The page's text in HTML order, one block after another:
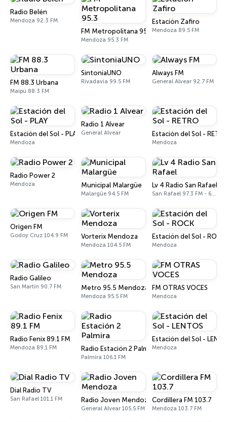
Radio Belén
Mendoza 92.3 FM
FM Metropolitana 95.3
Mendoza 95.3 FM
Estación Zafiro
Mendoza 89.5 FM
FM 88.3 Urbana
Maipú 88.3 FM
SintoniaUNO
Rivadavia 99.5 FM
Always FM
General Alvear 92.7 FM
Estación del Sol - PLAY
Mendoza
Radio 1 Alvear
General Alvear Estación del Sol -
Mendoza
Radio Power 2
Mendoza Municipal Malargüe
Malargüe 94.5 FM
Lv 4 Radio San Rafael
San Rafael 97.3 FM - 620 AM
Origen FM
Godoy Cruz 104.9 FM Vorterix Mendoza
Mendoza 104.5 FM
Estación del Sol - ROCK
Mendoza
Radio Galileo
San Martín 90.7 FM Metro 95.5 Mendoza
Mendoza 95.5 FM
FM OTRAS VOCES
Mendoza
Radio Fenix 89.1 FM
Mendoza 89.1 FM Radio Estación 2 Palmira
Palmira 106.1 FM
Estación del Sol -
Mendoza
Dial Radio TV
San Rafael 101.1 FM Radio Joven Mendoza
General Alvear 105.5 FM
Cordillera FM 103.7
Mendoza 103.7 FM